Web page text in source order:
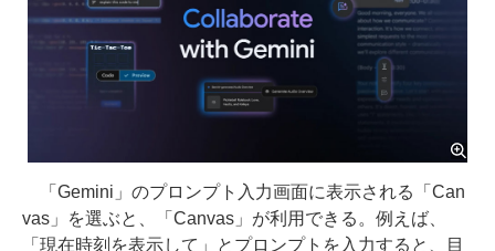
「Gemini」のプロンプト入力画面に表示される「Can
vas」を選ぶと、「Canvas」が利用できる。例えば、
「現在時刻を表示して」とプロンプトを入力すると、目